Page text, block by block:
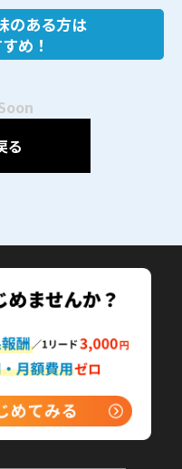
のある方は
め！
る